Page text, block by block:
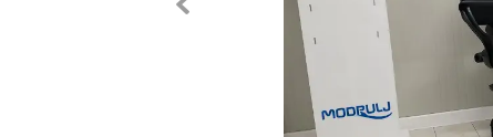
Previous